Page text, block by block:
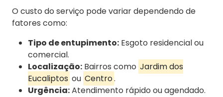
O custo do serviço pode variar dependendo de
fatores como:
Tipo de entupimento: Esgoto residencial ou
comercial.
Localização: Bairros como Jardim dos
Eucaliptos ou Centro.
Urgência:Atendimento rápido ou agendado.